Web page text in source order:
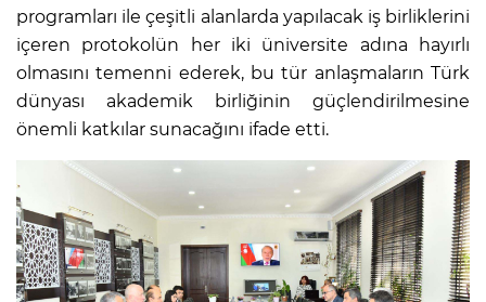
programları ile çeşitli alanlarda yapılacak iş birliklerini
içeren protokolün her iki üniversite adına hayırlı
olmasını temenni ederek, bu tür anlaşmaların Türk
dünyası akademik birliğinin güçlendirilmesine
önemli katkılar sunacağını ifade etti.